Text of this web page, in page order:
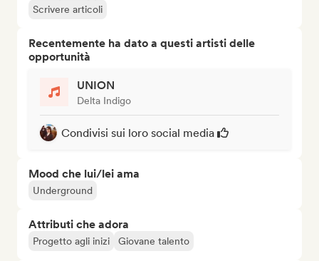
Scrivere articoli
Recentemente ha dato a questi artisti delle
opportunità
UNION
Delta Indigo
Condivisi sui loro social media
Mood che lui/lei ama
Underground
Attributi che adora
Progetto agli inizi Giovane talento